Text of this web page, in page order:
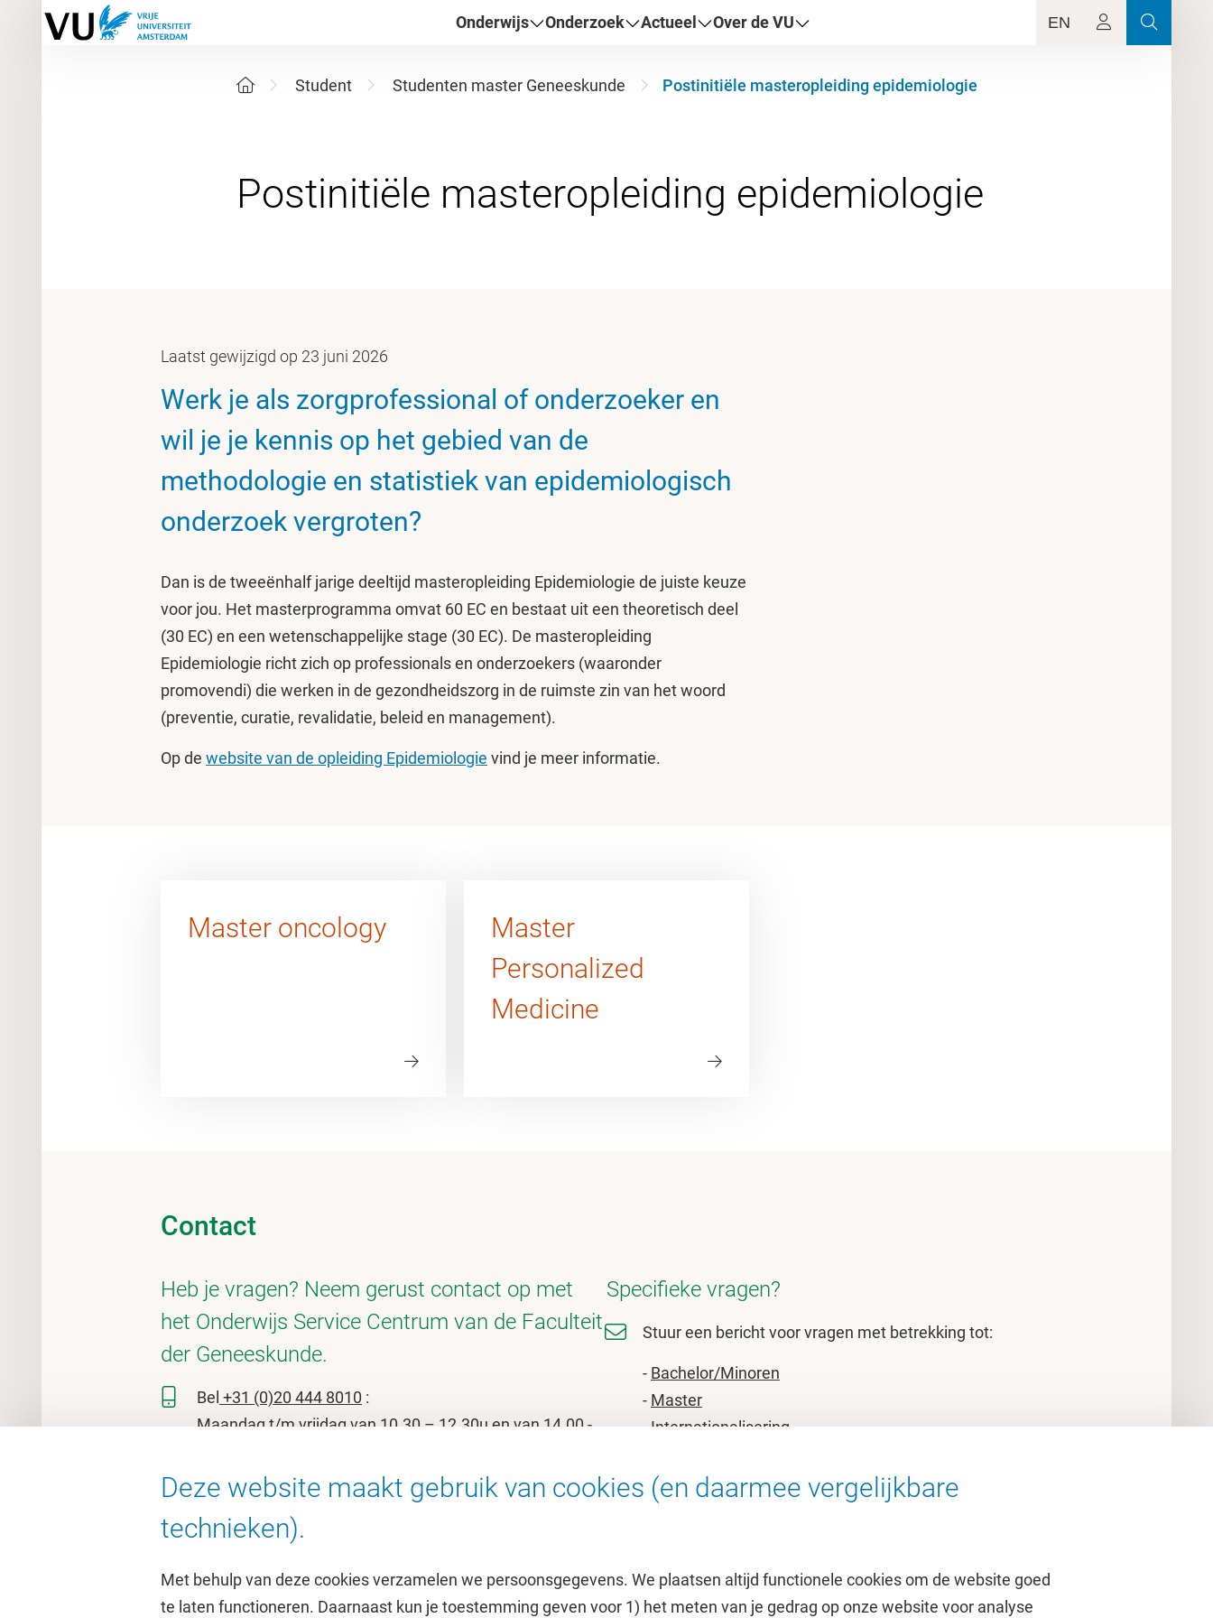
Onderwijs Onderzoek Actueel Over de VU EN
Student Studenten master Geneeskunde Postinitiële masteropleiding epidemiologie
Laatst gewijzigd op 23 juni 2026
Werk je als zorgprofessional of onderzoeker en
wil je je kennis op het gebied van de
methodologie en statistiek van epidemiologisch
onderzoek vergroten?
Dan is de tweeënhalf jarige deeltijd masteropleiding Epidemiologie de juiste keuze
voor jou. Het masterprogramma omvat 60 EC en bestaat uit een theoretisch deel
(30 EC) en een wetenschappelijke stage (30 EC). De masteropleiding
Epidemiologie richt zich op professionals en onderzoekers (waaronder
promovendi) die werken in de gezondheidszorg in de ruimste zin van het woord
(preventie, curatie, revalidatie, beleid en management).
Op de website van de opleiding Epidemiologie vind je meer informatie.
Master oncology
Master
Personalized
Medicine
Contact
Heb je vragen? Neem gerust contact op met
het Onderwijs Service Centrum van de Faculteit
der Geneeskunde.
Bel +31 (0)20 444 8010 :
Maandag t/m vrijdag van 10.30 – 12.30u en van 14.00 -
Studentenbalievoor algemene vragen
Specifieke vragen?
Stuur een bericht voor vragen met betrekking tot:
- Bachelor/Minoren
- Master
Internationalisering
Deze website maakt gebruik van cookies (en daarmee vergelijkbare
technieken).
Met behulp van deze cookies verzamelen we persoonsgegevens. We plaatsen altijd functionele cookies om de website goed
te laten functioneren. Daarnaast kun je toestemming geven voor 1) het meten van je gedrag op onze website voor analyse